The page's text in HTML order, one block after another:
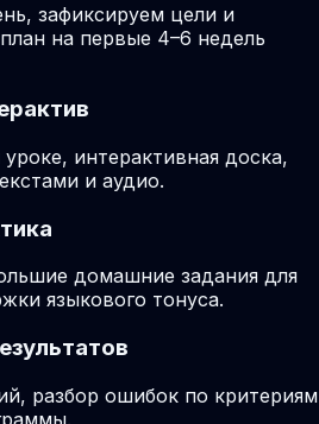
зафиксируем цели и
на первые 4–6 недель
интерактивная доска,
и аудио.
домашние задания для
языкового тонуса.
разбор ошибок по критериям